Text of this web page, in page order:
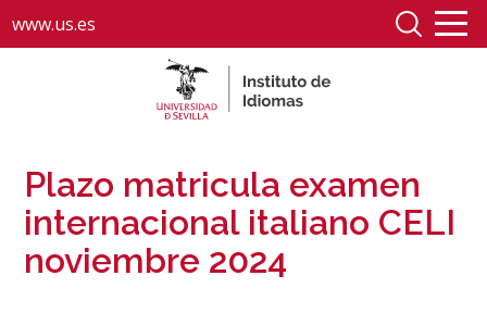
www.us.es
Plazo matricula examen
internacional italiano CELI
noviembre 2024